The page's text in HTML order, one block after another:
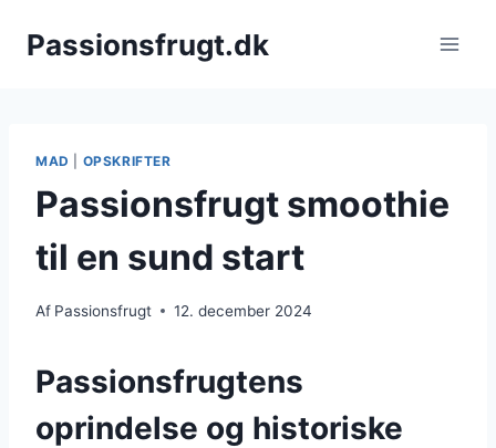
Passionsfrugt.dk
MAD OPSKRIFTER
Passionsfrugt smoothie
til en sund start
Af Passionsfrugt 12. december 2024
Passionsfrugtens
oprindelse og historiske